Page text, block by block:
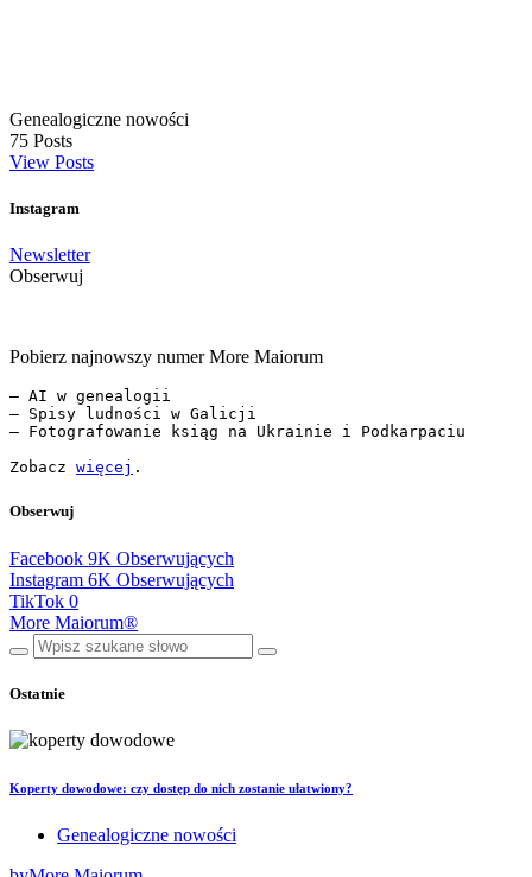
Genealogiczne nowości
75 Posts
View Posts
Instagram
Newsletter
Obserwuj
Pobierz najnowszy numer More Maiorum
— AI w genealogii
— Spisy ludności w Galicji
— Fotografowanie ksiąg na Ukrainie i Podkarpaciu
Zobacz więcej .
Obserwuj
Facebook 9K Obserwujących
Instagram 6K Obserwujących
TikTok 0
More Maiorum®
Ostatnie
Koperty dowodowe: czy dostęp do nich zostanie ułatwiony?
Genealogiczne nowości